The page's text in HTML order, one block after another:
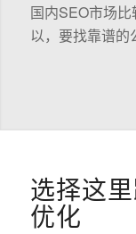
国内SEO市场
以，要找靠谱的
选择这
优化